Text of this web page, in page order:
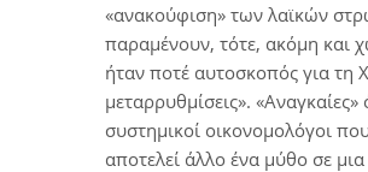
«ανακούφιση» των λαϊκών
παραμένουν, τότε, ακόμη και
ήταν ποτέ αυτοσκοπός για τη
μεταρρυθμίσεις».
συστημικοί οικονομολόγοι
αποτελεί άλλο ένα μύθο σε